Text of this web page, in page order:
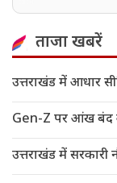
ताजा खबरें
उत्तराखंड में आधार
Gen-Z पर आंख बंद
उत्तराखंड में